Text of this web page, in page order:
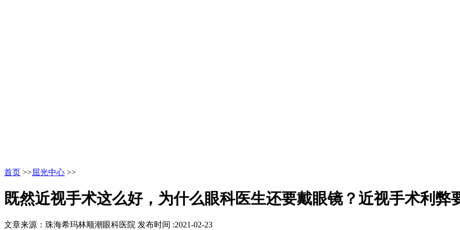
首页 >>屈光中心 >>
既然近视手术这么好，为什么眼科医生还要戴眼镜？近视手术利弊
文章来源：珠海希玛林顺潮眼科医院 发布时间 :2021-02-23